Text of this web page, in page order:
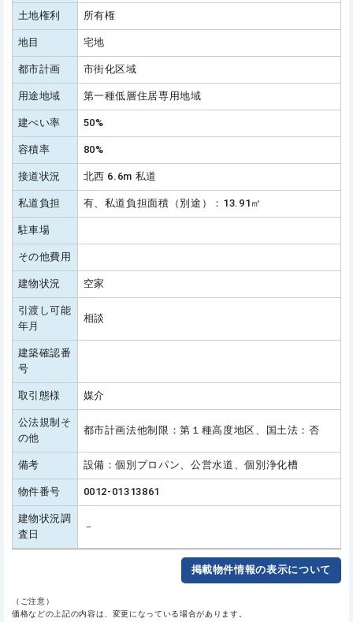
土地権利 所有権
地目 宅地
都市計画 市街化区域
用途地域 第一種低層住居専用地域
建ぺい率 50%
容積率 80%
接道状況 北西 6.6m 私道
私道負担 有、私道負担面積（別途）：13.91㎡
駐車場
その他費用
建物状況 空家
引渡し可能
年月
相談
建築確認番
号
取引態様 媒介
公法規制そ
の他
都市計画法他制限：第１種高度地区、国土法：否
備考 設備：個別プロパン、公営水道、個別浄化槽
物件番号 0012-01313861
建物状況調
査日
－
掲載物件情報の表示について
（ご注意）
価格などの上記の内容は、変更になっている場合があります。